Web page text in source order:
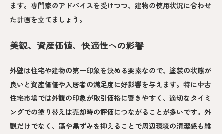
ます。専門家のアドバイスを受けつつ、建物の使用状況に合わせ
た計画を立てましょう。
美観、資産価値、快適性への影響
外壁は住宅や建物の第一印象を決める要素なので、塗装の状態が
良いと資産価値や入居者の満足度に好影響を与えます。特に中古
住宅市場では外観の印象が取引価格に響きやすく、適切なタイミ
ングでの塗り替えは売却時の評価につながることが多いです。外
観だけでなく、藻や黒ずみを抑えることで周辺環境の清潔感も維